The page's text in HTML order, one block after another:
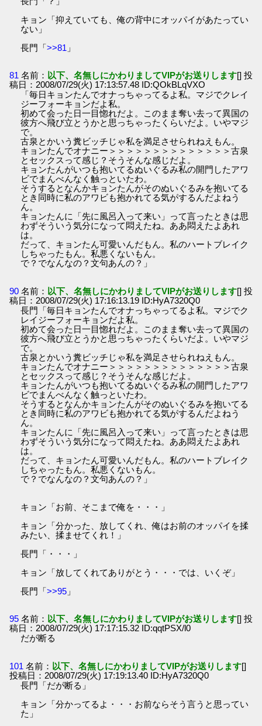
キョン「抑えていても、俺の背中にオッパイがあたってい
ない」
長門「>>81 」
81 名前： 以下、名無しにかわりましてVIPがお送りします[] 投
稿日：2008/07/29(火) 17:13:57.48 ID:QOkBLqVXO
「毎日キョンたんでオナっちゃってるよ私。マジでクレイ
ジーフォーキョンだよ私。
初めて会った日一目惚れだよ。このまま奪い去って異国の
彼方へ飛び立とうかと思っちゃったくらいだよ。いやマジ
で。
古泉とかいう糞ビッチじゃ私を満足させられねえもん。
キョンたんでオナニー＞＞＞＞＞＞＞＞＞＞＞＞＞＞古泉
とセックスって感じ？そうそんな感じだよ。
キョンたんがいつも抱いてるぬいぐるみ私の開門したアワ
ビでまんべんなく触っといたわ。
そうするとなんかキョンたんがそのぬいぐるみを抱いてる
とき同時に私のアワビも抱かれてる気がするんだよねう
ん。
キョンたんに「先に風呂入って来い」って言ったときは思
わずそういう気分になって悶えたね。ああ悶えたよあれ
は。
だって、キョンたん可愛いんだもん。私のハートブレイク
しちゃったもん。私悪くないもん。
で？でなんなの？文句あんの？」
90 名前： 以下、名無しにかわりましてVIPがお送りします[] 投
稿日：2008/07/29(火) 17:16:13.19 ID:HyA7320Q0
長門「毎日キョンたんでオナっちゃってるよ私。マジでク
レイジーフォーキョンだよ私。
初めて会った日一目惚れだよ。このまま奪い去って異国の
彼方へ飛び立とうかと思っちゃったくらいだよ。いやマジ
で。
古泉とかいう糞ビッチじゃ私を満足させられねえもん。
キョンたんでオナニー＞＞＞＞＞＞＞＞＞＞＞＞＞＞古泉
とセックスって感じ？そうそんな感じだよ。
キョンたんがいつも抱いてるぬいぐるみ私の開門したアワ
ビでまんべんなく触っといたわ。
そうするとなんかキョンたんがそのぬいぐるみを抱いてる
とき同時に私のアワビも抱かれてる気がするんだよねう
ん。
キョンたんに「先に風呂入って来い」って言ったときは思
わずそういう気分になって悶えたね。ああ悶えたよあれ
は。
だって、キョンたん可愛いんだもん。私のハートブレイク
しちゃったもん。私悪くないもん。
で？でなんなの？文句あんの？」
キョン「お前、そこまで俺を・・・」
キョン「分かった、放してくれ、俺はお前のオッパイを揉
みたい、揉ませてくれ！」
長門「・・・」
キョン「放してくれてありがとう・・・では、いくぞ」
長門「>>95 」
95 名前： 以下、名無しにかわりましてVIPがお送りします[] 投
稿日：2008/07/29(火) 17:17:15.32 ID:qqtPSX/l0
だが断る
101 名前： 以下、名無しにかわりましてVIPがお送りします[]
投稿日：2008/07/29(火) 17:19:13.40 ID:HyA7320Q0
長門「だが断る」
キョン「分かってるよ・・・お前ならそう言うと思ってい
た」